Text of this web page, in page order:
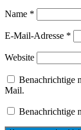
Name *
E-Mail-Adresse *
Website
Benachrichtige
Mail.
Benachrichtige